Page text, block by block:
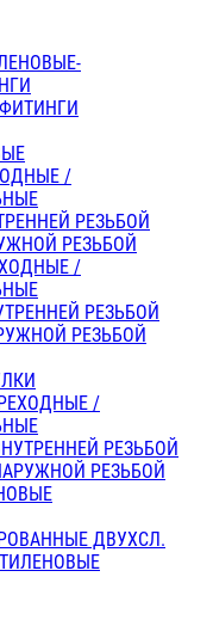
/
РЕЗЬБОЙ
РЕЗЬБОЙ
/
РЕЗЬБОЙ
РЕЗЬБОЙ
/
РЕЗЬБОЙ
РЕЗЬБОЙ
ДВУХСЛ.